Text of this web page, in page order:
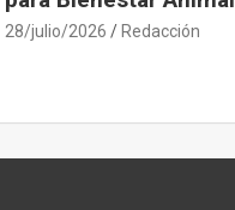
28/julio/2026 Redacción